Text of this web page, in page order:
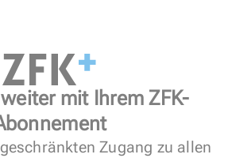
mit Ihrem ZFK-
Zugang zu allen